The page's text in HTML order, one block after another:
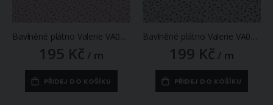
Bavlněné plátno Valerie VA003/25 sytě růžové květinky na bílé, š.160cm (látka v metráži)
195 Kč / m
PŘIDEJ DO KOŠÍKU
Bavlněné plátno Valerie VA003/26 hnědé květinky na bílé, š.160cm (látka v metráži)
199 Kč / m
PŘIDEJ DO KOŠÍKU